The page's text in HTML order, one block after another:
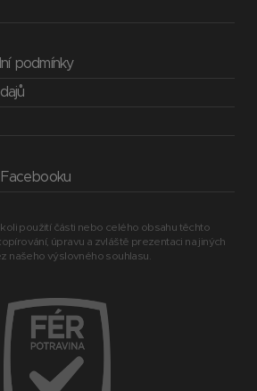
podmínky
použití části nebo celého obsahu těchto
úpravu a zvláště prezentaci na jiných
našeho výslovného souhlasu.